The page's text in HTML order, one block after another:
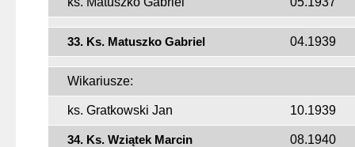
33. Ks. Matuszko Gabriel 04.1939
Wikariusze:
ks. Gratkowski Jan 10.1939
34. Ks. Wziątek Marcin 08.1940